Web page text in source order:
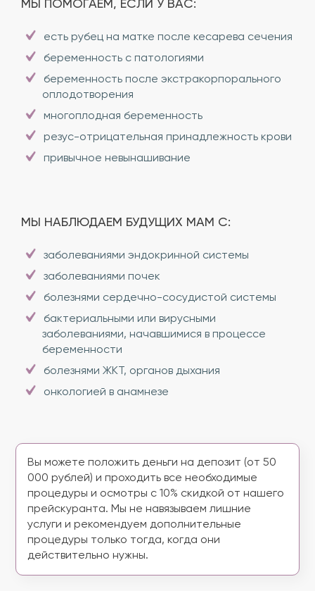
МЫ ПОМОГАЕМ, ЕСЛИ У ВАС:
есть рубец на матке после кесарева сечения
беременность с патологиями
беременность после экстракорпорального
оплодотворения
многоплодная беременность
резус-отрицательная принадлежность крови
привычное невынашивание
МЫ НАБЛЮДАЕМ БУДУЩИХ МАМ С:
заболеваниями эндокринной системы
заболеваниями почек
болезнями сердечно-сосудистой системы
бактериальными или вирусными
заболеваниями, начавшимися в процессе
беременности
болезнями ЖКТ, органов дыхания
онкологией в анамнезе
Вы можете положить деньги на депозит (от 50
000 рублей) и проходить все необходимые
процедуры и осмотры с 10% скидкой от нашего
прейскуранта. Мы не навязываем лишние
услуги и рекомендуем дополнительные
процедуры только тогда, когда они
действительно нужны.